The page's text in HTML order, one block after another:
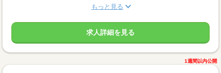
もっと見る
求人詳細を見る
1週間以内公開